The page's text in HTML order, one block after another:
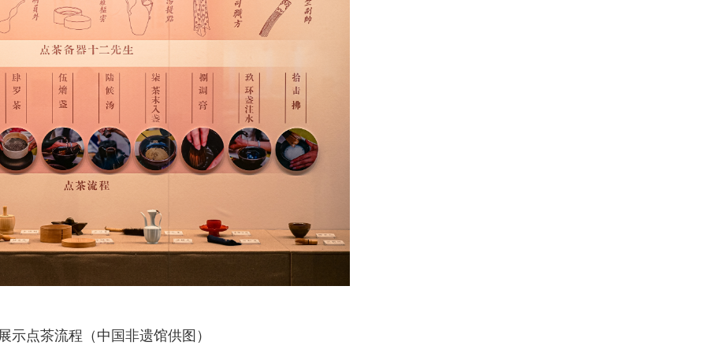
示点茶流程（中国非遗馆供图）